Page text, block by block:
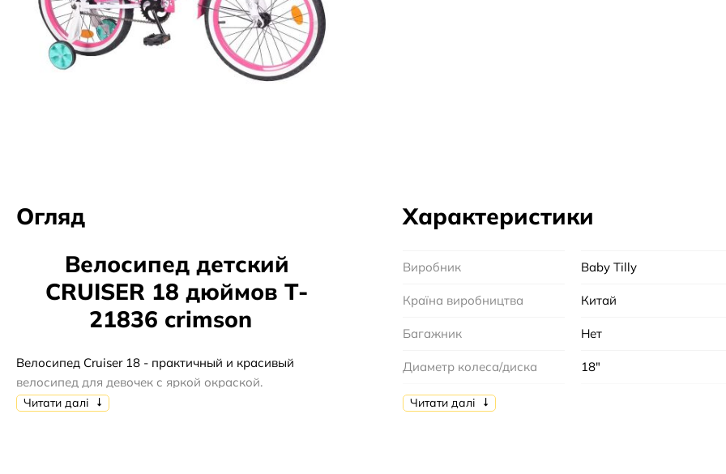
Огляд
Велосипед детский
CRUISER 18 дюймов T-
21836 crimson
Велосипед Cruiser 18 - практичный и красивый
велосипед для девочек с яркой окраской.
Читати далі
Характеристики
Виробник Baby Tilly
Країна виробництва Китай
Багажник Нет
Диаметр колеса/диска 18"
Форм фактор рамы
Читати далі